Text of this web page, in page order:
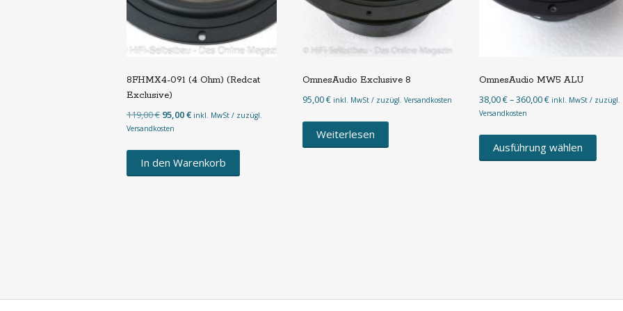
8FHMX4-091 (4 Ohm) (Redcat
Exclusive)
119,00€ Ursprünglicher
Preis
119,00 €
95,00€Aktueller
95,00 €.
inkl. MwSt / zuzügl.
Versandkosten
In den Warenkorb
OmnesAudio Exclusive 8
95,00€ inkl. MwSt / zuzügl. Versandkosten
Weiterlesen
OmnesAudio MW5 ALU
38,00€–360,00€Preisspanne:
360,00 €
inkl. MwSt / zuzügl.
Versandkosten
Ausführung wählen
weist